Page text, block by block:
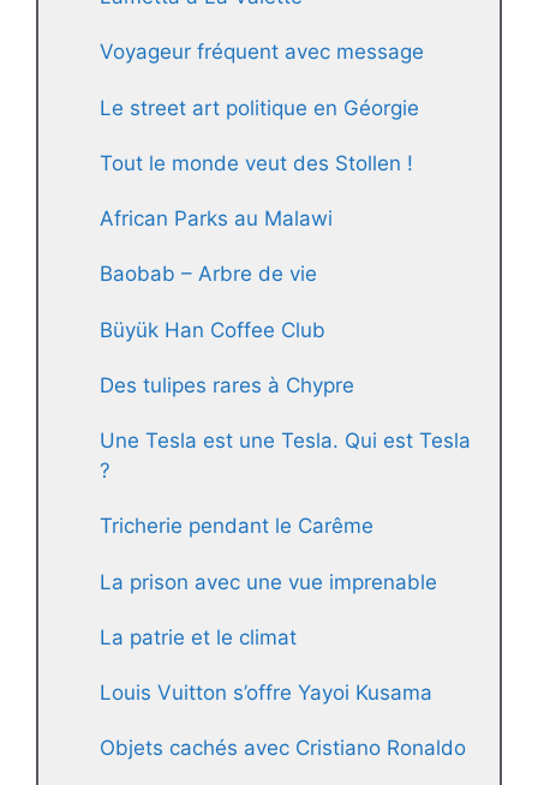
Voyageur fréquent avec message
Le street art politique en Géorgie
Tout le monde veut des Stollen !
African Parks au Malawi
Baobab – Arbre de vie
Büyük Han Coffee Club
Des tulipes rares à Chypre
Une Tesla est une Tesla. Qui est Tesla
?
Tricherie pendant le Carême
La prison avec une vue imprenable
La patrie et le climat
Louis Vuitton s’offre Yayoi Kusama
Objets cachés avec Cristiano Ronaldo